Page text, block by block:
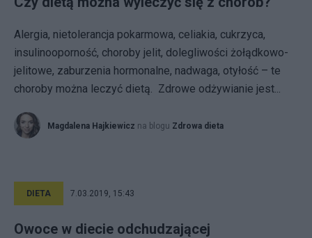
Alergia, nietolerancja pokarmowa, celiakia, cukrzyca,
insulinooporność, choroby jelit, dolegliwości żołądkowo-
jelitowe, zaburzenia hormonalne, nadwaga, otyłość – te
choroby można leczyć dietą. Zdrowe odżywianie jest...
Magdalena Hajkiewicz na blogu Zdrowa dieta
DIETA 7.03.2019, 15:43
Owoce w diecie odchudzającej